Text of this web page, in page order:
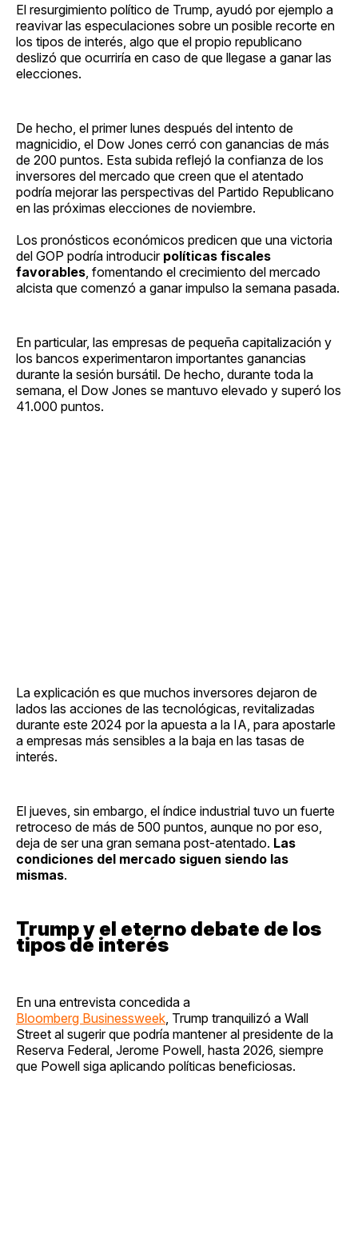
El resurgimiento político de Trump, ayudó por ejemplo a
reavivar las especulaciones sobre un posible recorte en
los tipos de interés, algo que el propio republicano
deslizó que ocurriría en caso de que llegase a ganar las
elecciones.
De hecho, el primer lunes después del intento de
magnicidio, el Dow Jones cerró con ganancias de más
de 200 puntos. Esta subida reflejó la confianza de los
inversores del mercado que creen que el atentado
podría mejorar las perspectivas del Partido Republicano
en las próximas elecciones de noviembre.
Los pronósticos económicos predicen que una victoria
del GOP podría introducir políticas fiscales
favorables , fomentando el crecimiento del mercado
alcista que comenzó a ganar impulso la semana pasada.
En particular, las empresas de pequeña capitalización y
los bancos experimentaron importantes ganancias
durante la sesión bursátil. De hecho, durante toda la
semana, el Dow Jones se mantuvo elevado y superó los
41.000 puntos.
La explicación es que muchos inversores dejaron de
lados las acciones de las tecnológicas, revitalizadas
durante este 2024 por la apuesta a la IA, para apostarle
a empresas más sensibles a la baja en las tasas de
interés.
El jueves, sin embargo, el índice industrial tuvo un fuerte
retroceso de más de 500 puntos, aunque no por eso,
deja de ser una gran semana post-atentado. Las
condiciones del mercado siguen siendo las
mismas.
Trump y el eterno debate de los
tipos de interés
En una entrevista concedida a
Bloomberg Businessweek, Trump tranquilizó a Wall
Street al sugerir que podría mantener al presidente de la
Reserva Federal, Jerome Powell, hasta 2026, siempre
que Powell siga aplicando políticas beneficiosas.